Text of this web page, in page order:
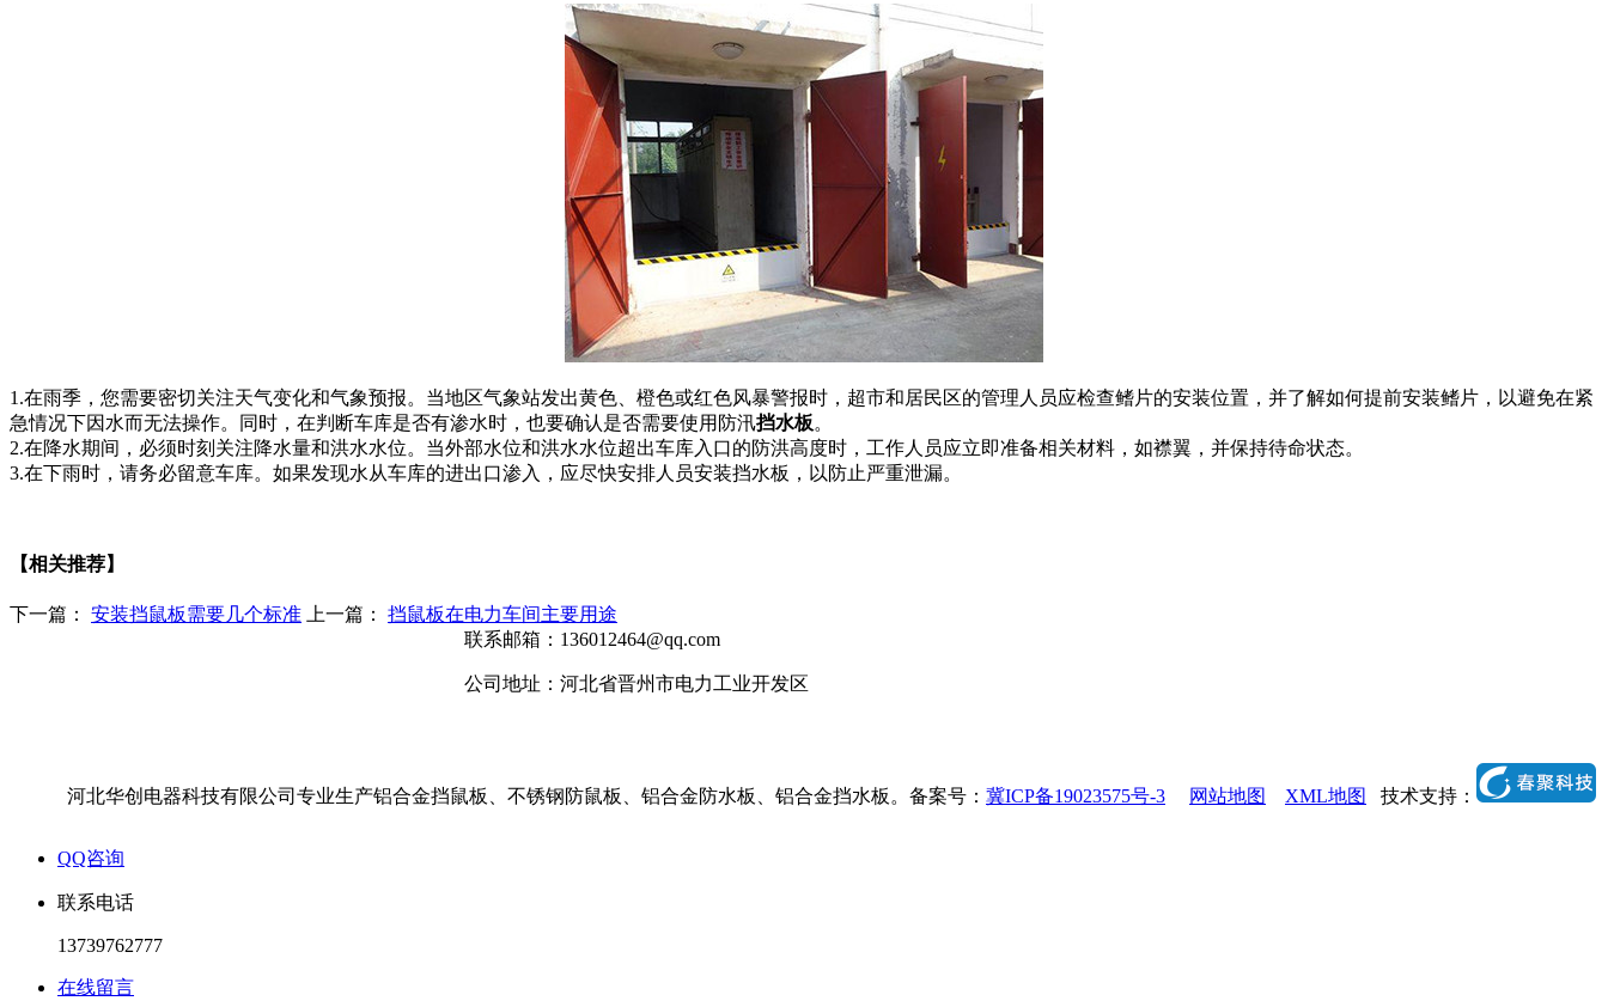
1.在雨季，您需要密切关注天气变化和气象预报。当地区气象站发出黄色、橙色或红色风暴警报时，超市和居民区的管理人员应检查鳍片的安装位置，并了解如何提前安装鳍片，以避免在紧
急情况下因水而无法操作。同时，在判断车库是否有渗水时，也要确认是否需要使用防汛挡水板。
2.在降水期间，必须时刻关注降水量和洪水水位。当外部水位和洪水水位超出车库入口的防洪高度时，工作人员应立即准备相关材料，如襟翼，并保持待命状态。
3.在下雨时，请务必留意车库。如果发现水从车库的进出口渗入，应尽快安排人员安装挡水板，以防止严重泄漏。
【相关推荐】
下一篇： 安装挡鼠板需要几个标准 上一篇： 挡鼠板在电力车间主要用途
联系邮箱：136012464@qq.com
公司地址：河北省晋州市电力工业开发区
河北华创电器科技有限公司专业生产铝合金挡鼠板、不锈钢防鼠板、铝合金防水板、铝合金挡水板。备案号： 冀ICP备19023575号-3 网站地图 XML地图 技术支持：
QQ咨询
联系电话
13739762777
在线留言